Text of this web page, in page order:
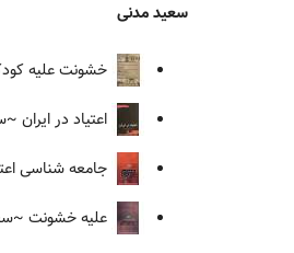
سعید مدنی
خشونت علیه
اعتیاد در ایران
جامعه شناسی
علیه خشونت